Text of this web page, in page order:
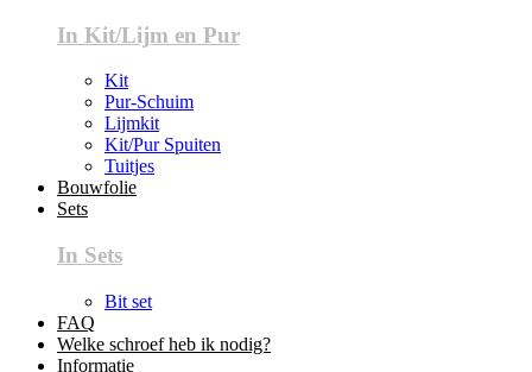
In Kit/Lijm en Pur
Kit
Pur-Schuim
Lijmkit
Kit/Pur Spuiten
Tuitjes
Bouwfolie
Sets
In Sets
Bit set
FAQ
Welke schroef heb ik nodig?
Informatie